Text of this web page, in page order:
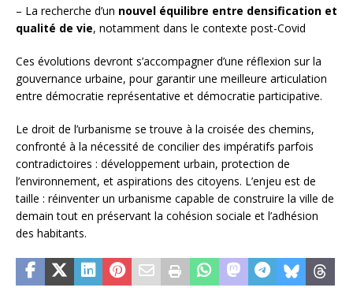
– La recherche d’un nouvel équilibre entre densification et
qualité de vie, notamment dans le contexte post-Covid
Ces évolutions devront s’accompagner d’une réflexion sur la
gouvernance urbaine, pour garantir une meilleure articulation
entre démocratie représentative et démocratie participative.
Le droit de l’urbanisme se trouve à la croisée des chemins,
confronté à la nécessité de concilier des impératifs parfois
contradictoires : développement urbain, protection de
l’environnement, et aspirations des citoyens. L’enjeu est de
taille : réinventer un urbanisme capable de construire la ville de
demain tout en préservant la cohésion sociale et l’adhésion
des habitants.